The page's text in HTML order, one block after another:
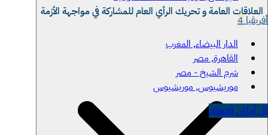
أفريقيا 4
الدار البيضاء, المغرب
القاهرة, مصر
شرم الشيخ - مصر
موريشيوس, موريشيوس
كل أماكن الانعقاد
العلاقات العامة و تحريك الرأي العام للمشاركة في مواجهة الأزمة